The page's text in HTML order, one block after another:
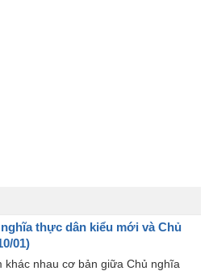
thực dân kiểu mới và Chủ
01)
khác nhau cơ bản giữa Chủ nghĩa